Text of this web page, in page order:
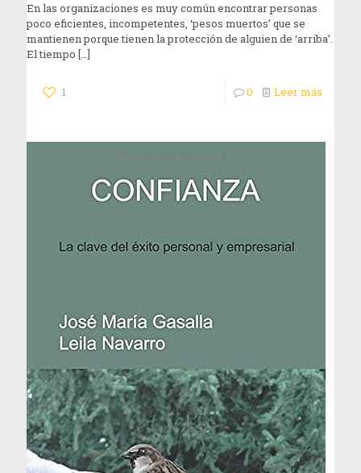
En las organizaciones es muy común encontrar personas
poco eficientes, incompetentes, ‘pesos muertos’ que se
mantienen porque tienen la protección de alguien de ‘arriba’.
El tiempo […]
1 0 Leer más